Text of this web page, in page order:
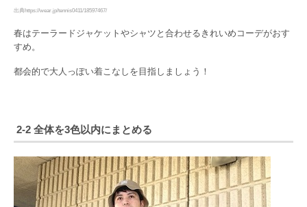
出典https://wear.jp/tennis0411/18597467/
春はテーラードジャケットやシャツと合わせるきれいめコーデがおす
すめ。
都会的で大人っぽい着こなしを目指しましょう！
2-2 全体を3色以内にまとめる